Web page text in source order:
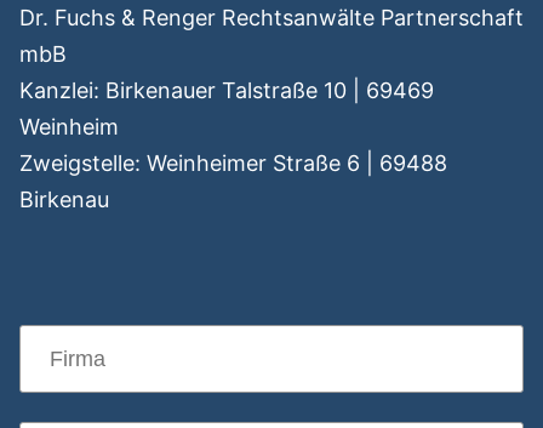
Dr. Fuchs & Renger Rechtsanwälte Partnerschaft
mbB
Kanzlei: Birkenauer Talstraße 10 | 69469
Weinheim
Zweigstelle: Weinheimer Straße 6 | 69488
Birkenau